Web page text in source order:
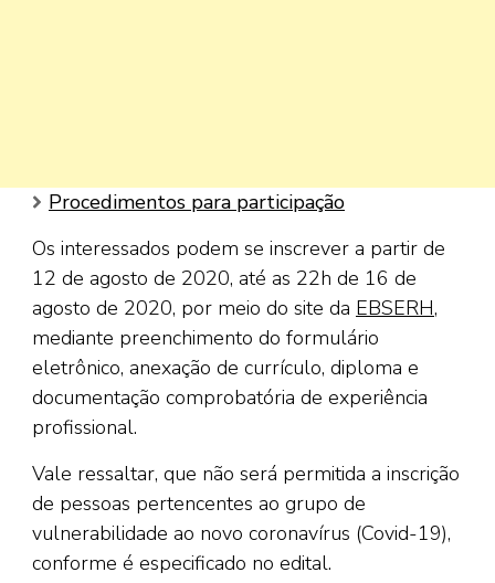
Procedimentos para participação
Os interessados podem se inscrever a partir de
12 de agosto de 2020, até as 22h de 16 de
agosto de 2020, por meio do site da EBSERH,
mediante preenchimento do formulário
eletrônico, anexação de currículo, diploma e
documentação comprobatória de experiência
profissional.
Vale ressaltar, que não será permitida a inscrição
de pessoas pertencentes ao grupo de
vulnerabilidade ao novo coronavírus (Covid-19),
conforme é especificado no edital.